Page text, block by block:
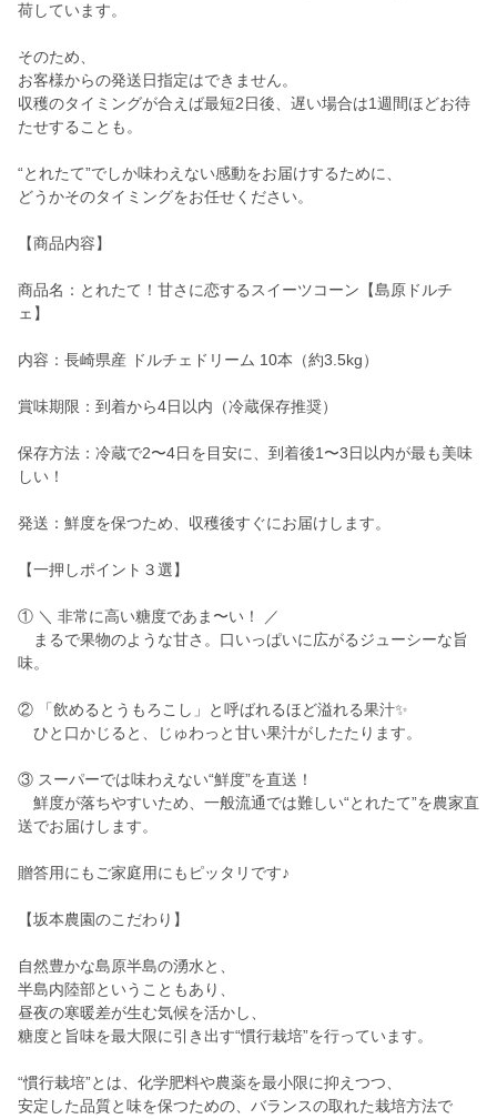
荷しています。
そのため、
お客様からの発送日指定はできません。
収穫のタイミングが合えば最短2日後、遅い場合は1週間ほどお待
たせすることも。
“とれたて”でしか味わえない感動をお届けするために、
どうかそのタイミングをお任せください。
【商品内容】
商品名：とれたて！甘さに恋するスイーツコーン【島原ドルチ
ェ】
内容：長崎県産 ドルチェドリーム 10本（約3.5kg）
賞味期限：到着から4日以内（冷蔵保存推奨）
保存方法：冷蔵で2〜4日を目安に、到着後1〜3日以内が最も美味
しい！
発送：鮮度を保つため、収穫後すぐにお届けします。
【一押しポイント３選】
① ＼ 非常に高い糖度であま〜い！ ／
まるで果物のような甘さ。口いっぱいに広がるジューシーな旨
味。
② 「飲めるとうもろこし」と呼ばれるほど溢れる果汁✨
ひと口かじると、じゅわっと甘い果汁がしたたります。
③ スーパーでは味わえない“鮮度”を直送！
鮮度が落ちやすいため、一般流通では難しい“とれたて”を農家直
送でお届けします。
贈答用にもご家庭用にもピッタリです♪
【坂本農園のこだわり】
自然豊かな島原半島の湧水と、
半島内陸部ということもあり、
昼夜の寒暖差が生む気候を活かし、
糖度と旨味を最大限に引き出す“慣行栽培”を行っています。
“慣行栽培”とは、化学肥料や農薬を最小限に抑えつつ、
安定した品質と味を保つための、バランスの取れた栽培方法で